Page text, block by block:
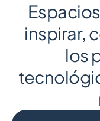
inspirar,
los